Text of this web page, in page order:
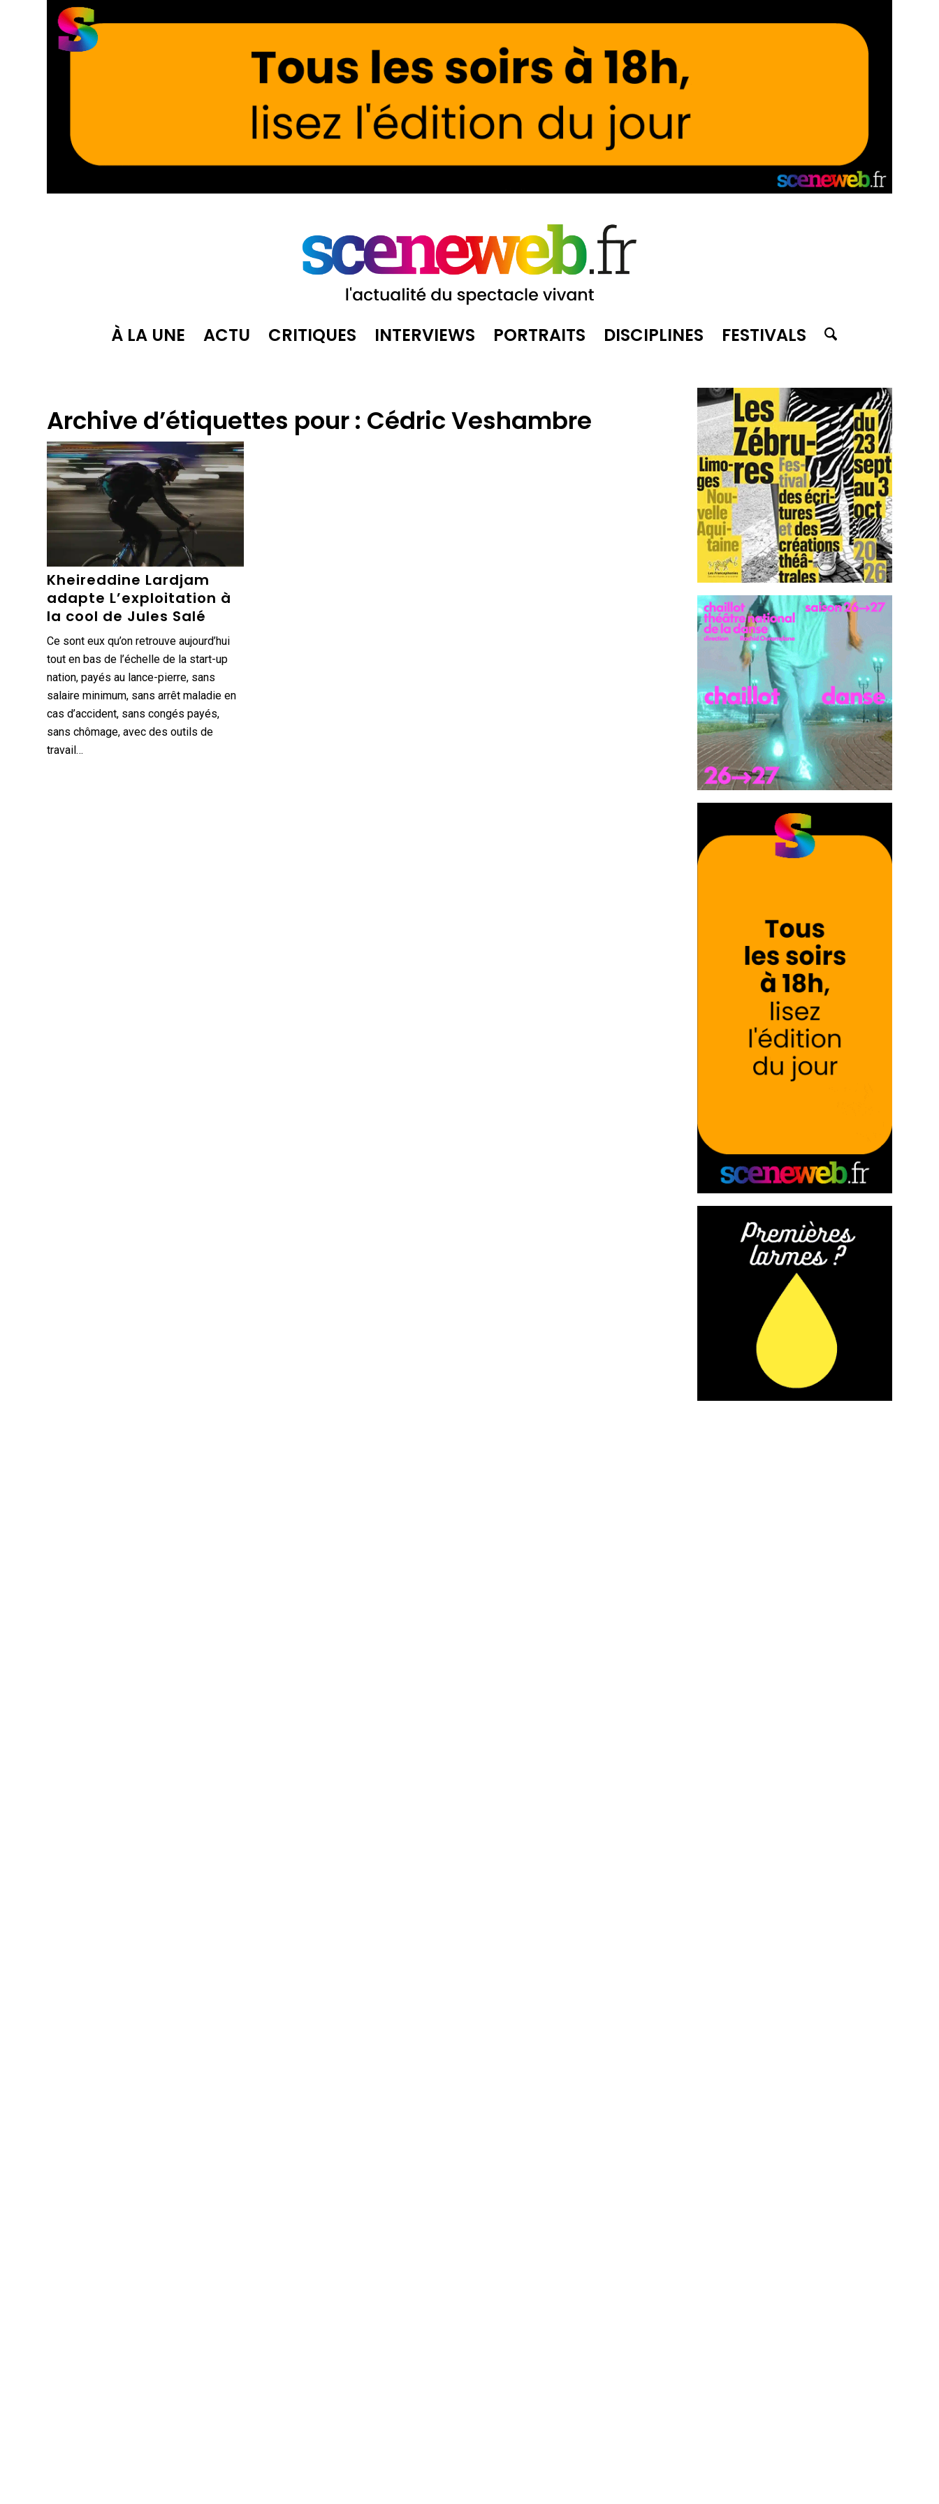
À LA UNE ACTU CRITIQUES INTERVIEWS PORTRAITS DISCIPLINES FESTIVALS
Archive d’étiquettes pour : Cédric Veshambre
Kheireddine Lardjam
adapte L’exploitation à
la cool de Jules Salé
Ce sont eux qu’on retrouve aujourd’hui
tout en bas de l’échelle de la start-up
nation, payés au lance-pierre, sans
salaire minimum, sans arrêt maladie en
cas d’accident, sans congés payés,
sans chômage, avec des outils de
travail…